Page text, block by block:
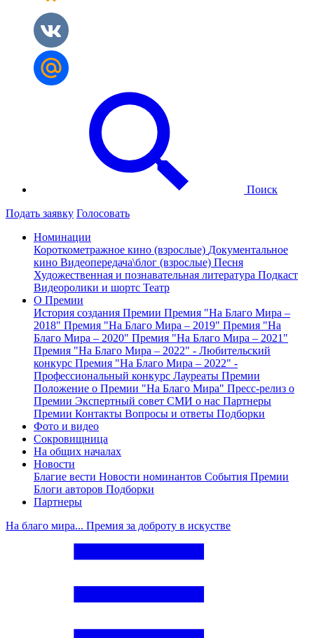
Поиск
Подать заявку Голосовать
Номинации
Короткометражное кино (взрослые) Документальное
кино Видеопередача\блог (взрослые) Песня
Художественная и познавательная литература Подкаст
Видеоролики и шортс Театр
О Премии
История создания Премии Премия "На Благо Мира –
2018" Премия "На Благо Мира – 2019" Премия "На
Благо Мира – 2020" Премия "На Благо Мира – 2021"
Премия "На Благо Мира – 2022" - Любительский
конкурс Премия "На Благо Мира – 2022" -
Профессиональный конкурс Лауреаты Премии
Положение о Премии "На Благо Мира" Пресс-релиз о
Премии Экспертный совет СМИ о нас Партнеры
Премии Контакты Вопросы и ответы Подборки
Фото и видео
Сокровищница
На общих началах
Новости
Благие вести Новости номинантов События Премии
Блоги авторов Подборки
Партнеры
На благо мира... Премия за доброту в искустве